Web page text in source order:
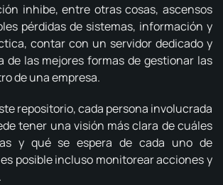
inhibe, entre otras cosas, ascensos
pérdidas de sistemas, información y
contar con un servidor dedicado y
de las mejores formas de gestionar las
de una empresa.
repositorio, cada persona involucrada
tener una visión más clara de cuáles
y qué se espera de cada uno de
posible incluso monitorear acciones y